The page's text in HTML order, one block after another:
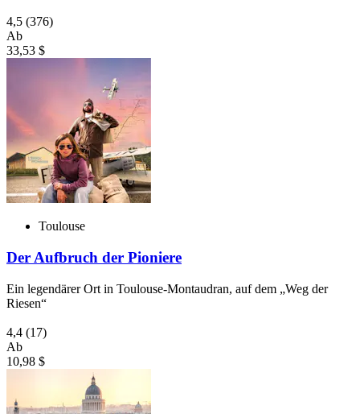
4,5 (376)
Ab
33,53 $
Toulouse
Der Aufbruch der Pioniere
Ein legendärer Ort in Toulouse-Montaudran, auf dem „Weg der
Riesen“
4,4 (17)
Ab
10,98 $